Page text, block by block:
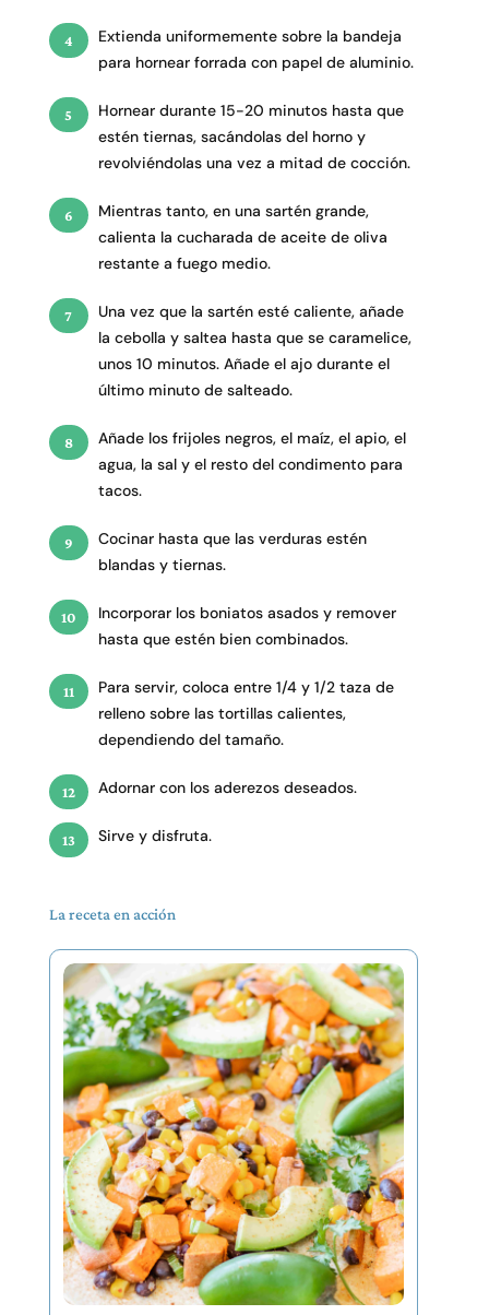
Extienda uniformemente sobre la bandeja
para hornear forrada con papel de aluminio.
Hornear durante 15-20 minutos hasta que
estén tiernas, sacándolas del horno y
revolviéndolas una vez a mitad de cocción.
Mientras tanto, en una sartén grande,
calienta la cucharada de aceite de oliva
restante a fuego medio.
Una vez que la sartén esté caliente, añade
la cebolla y saltea hasta que se caramelice,
unos 10 minutos. Añade el ajo durante el
último minuto de salteado.
Añade los frijoles negros, el maíz, el apio, el
agua, la sal y el resto del condimento para
tacos.
Cocinar hasta que las verduras estén
blandas y tiernas.
Incorporar los boniatos asados y remover
hasta que estén bien combinados.
Para servir, coloca entre 1/4 y 1/2 taza de
relleno sobre las tortillas calientes,
dependiendo del tamaño.
Adornar con los aderezos deseados.
Sirve y disfruta.
La receta en acción